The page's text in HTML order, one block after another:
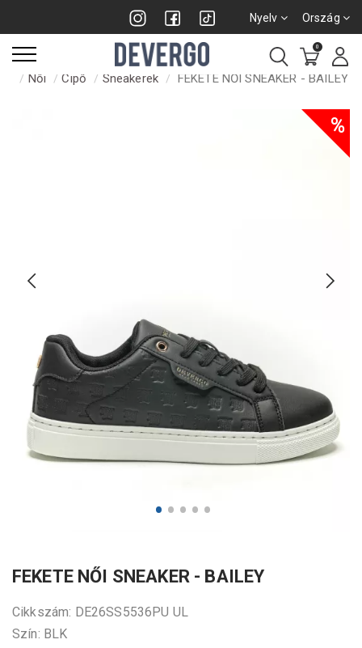
Nyelv Ország
0
Női Cipő Sneakerek FEKETE NŐI SNEAKER - BAILEY
%
FEKETE NŐI SNEAKER - BAILEY
Cikkszám: DE26SS5536PU UL
Szín: BLK